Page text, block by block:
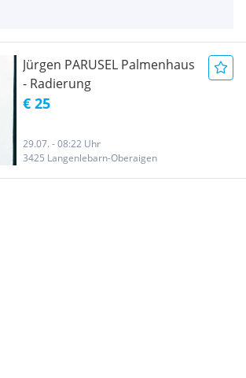
Jürgen PARUSEL Palmenhaus
- Radierung
€ 25
29.07. - 08:22 Uhr
3425 Langenlebarn-Oberaigen